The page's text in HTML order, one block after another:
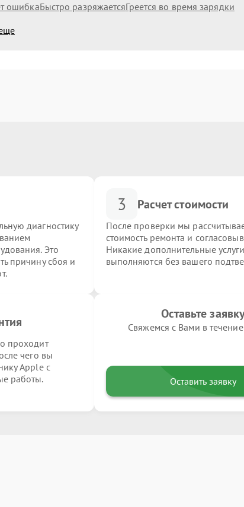
ошибкаБыстро разряжаетсяГреется во время зарядки
диагностику
Это
причину сбоя и
3 Расчет стоимости
После проверки мы
стоимость ремонта и
Никакие дополнительные
выполняются без вашего
проходит
чего вы
Apple с
работы.
Оставьте
Свяжемся с Вами в
Оставить заявку